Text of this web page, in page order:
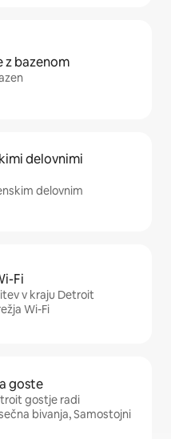
z bazenom
delovnimi
delovnim
Fi
v kraju Detroit
Wi-Fi
goste
gostje radi
bivanja, Samostojni